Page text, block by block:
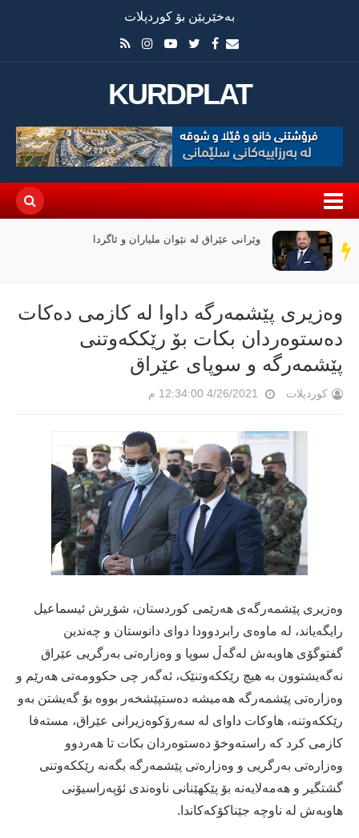
بەخێربێن بۆ کوردپلات
KURDPLAT
سەر
دێڕ
وێرانی عێراق لە نێوان ملیاران و ئاگردا
وەزیری پێشمەرگە داوا لە کازمی دەکات
دەستوەردان بکات بۆ رێککەوتنی
پێشمەرگە و سوپای عێراق
کوردپلات 4/26/2021 12:34:00 م
وەزیری پێشمەرگەی ھەرێمی کوردستان، شۆڕش ئیسماعیل
رایگەیاند، لە ماوەی رابردوودا دوای دانوستان و چەندین
گفتوگۆی ھاوبەش لەگەڵ سوپا و وەزارەتی بەرگریی عێراق
نەگەیشتوون بە ھیچ رێککەوتنێک، ئەگەر چی حکوومەتی ھەرێم و
وەزارەتی پێشمەرگە ھەمیشە دەستپێشخەر بووە بۆ گەیشتن بەو
رێککەوتنە، هاوکات داوای لە سەرۆکوەزیرانی عێراق، مستەفا
کازمی کرد کە راستەوخۆ دەستوەردان بکات تا ھەردوو
وەزارەتی بەرگریی و وەزارەتی پێشمەرگە بگەنە رێککەوتنی
گشتگیر و ھەمەلایەنە بۆ پێکھێنانی ناوەندی ئۆپەراسیۆنی
ھاوبەش لە ناوچە جێناکۆكه‌کاندا.